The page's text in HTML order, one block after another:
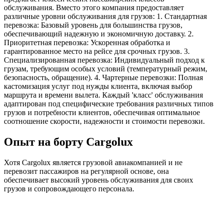
обслуживания. Вместо этого компания предоставляет
различные уровни обслуживания для грузов: 1. Стандартная
перевозка: Базовый уровень для большинства грузов,
обеспечивающий надежную и экономичную доставку. 2.
Приоритетная перевозка: Ускоренная обработка и
гарантированное место на рейсе для срочных грузов. 3.
Специализированная перевозка: Индивидуальный подход к
грузам, требующим особых условий (температурный режим,
безопасность, обращение). 4. Чартерные перевозки: Полная
кастомизация услуг под нужды клиента, включая выбор
маршрута и времени вылета. Каждый 'класс' обслуживания
адаптирован под специфические требования различных типов
грузов и потребности клиентов, обеспечивая оптимальное
соотношение скорости, надежности и стоимости перевозки.
Опыт на борту Cargolux
Хотя Cargolux является грузовой авиакомпанией и не
перевозит пассажиров на регулярной основе, она
обеспечивает высокий уровень обслуживания для своих
грузов и сопровождающего персонала.